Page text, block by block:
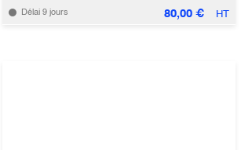
Délai 9 jours 80,00€ HT